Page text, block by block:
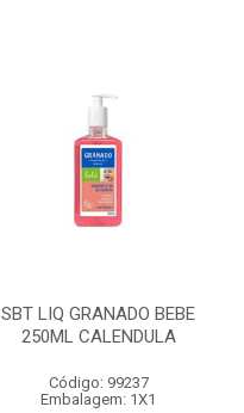
SBT LIQ GRANADO BEBE
250ML CALENDULA
Código: 99237
Embalagem: 1X1